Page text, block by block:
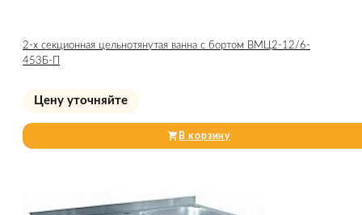
2-х секционная цельнотянутая ванна с бортом ВМЦ2-12/6-
453Б-П
Цену уточняйте
В корзину